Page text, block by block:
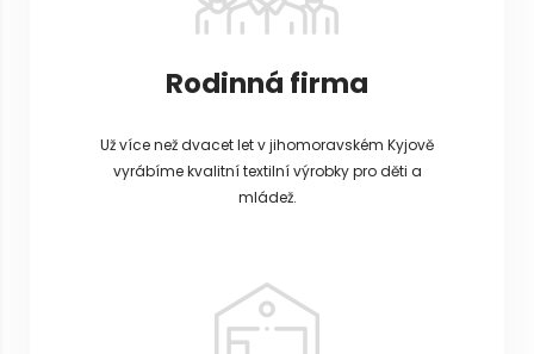
Rodinná firma
Už více než dvacet let v jihomoravském Kyjově
vyrábíme kvalitní textilní výrobky pro děti a
mládež.